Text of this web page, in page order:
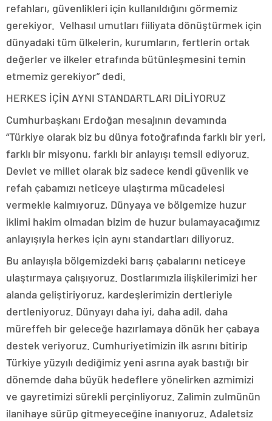
refahları, güvenlikleri için kullanıldığını görmemiz
gerekiyor. Velhasıl umutları fiiliyata dönüştürmek için
dünyadaki tüm ülkelerin, kurumların, fertlerin ortak
değerler ve ilkeler etrafında bütünleşmesini temin
etmemiz gerekiyor” dedi.
HERKES İÇİN AYNI STANDARTLARI DİLİYORUZ
Cumhurbaşkanı Erdoğan mesajının devamında
“Türkiye olarak biz bu dünya fotoğrafında farklı bir yeri,
farklı bir misyonu, farklı bir anlayışı temsil ediyoruz.
Devlet ve millet olarak biz sadece kendi güvenlik ve
refah çabamızı neticeye ulaştırma mücadelesi
vermekle kalmıyoruz, Dünyaya ve bölgemize huzur
iklimi hakim olmadan bizim de huzur bulamayacağımız
anlayışıyla herkes için aynı standartları diliyoruz.
Bu anlayışla bölgemizdeki barış çabalarını neticeye
ulaştırmaya çalışıyoruz. Dostlarımızla ilişkilerimizi her
alanda geliştiriyoruz, kardeşlerimizin dertleriyle
dertleniyoruz. Dünyayı daha iyi, daha adil, daha
müreffeh bir geleceğe hazırlamaya dönük her çabaya
destek veriyoruz. Cumhuriyetimizin ilk asrını bitirip
Türkiye yüzyılı dediğimiz yeni asrına ayak bastığı bir
dönemde daha büyük hedeflere yönelirken azmimizi
ve gayretimizi sürekli perçinliyoruz. Zalimin zulmünün
ilanihaye sürüp gitmeyeceğine inanıyoruz. Adaletsiz